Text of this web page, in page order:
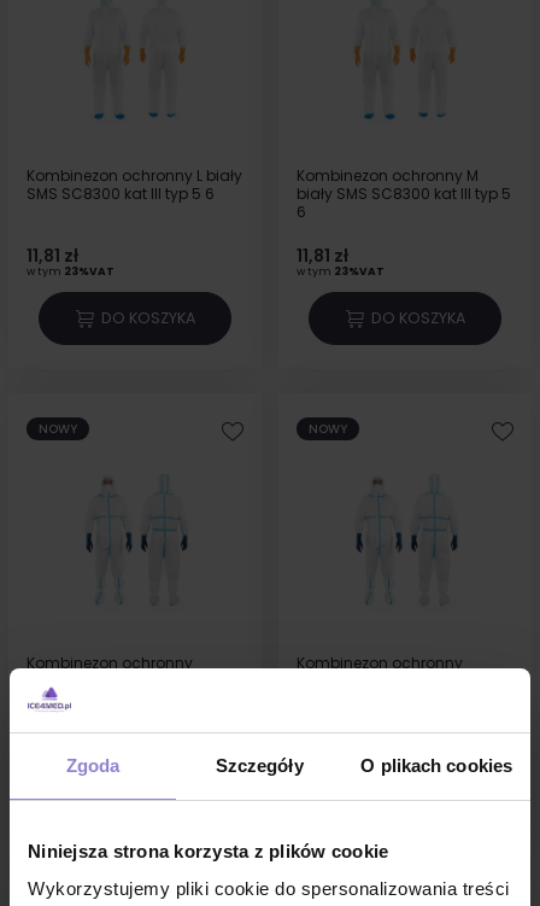
Zgoda Szczegóły O plikach cookies
Niniejsza strona korzysta z plików cookie
Wykorzystujemy pliki cookie do spersonalizowania treści
Kombinezon ochronny L biały
SMS SC8300 kat III typ 5 6
11,81 zł
w tym 23%VAT
DO KOSZYKA
Kombinezon ochronny M
biały SMS SC8300 kat III typ 5
6
11,81 zł
w tym 23%VAT
DO KOSZYKA
NOWY
Kombinezon ochronny
SC8700 kat III typ 4 5 6
23%VAT
DO KOSZYKA
NOWY
Kombinezon ochronny
23%VAT
DO KOSZYKA